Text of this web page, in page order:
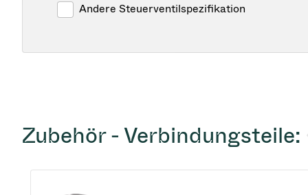
Andere Steuerventilspezifikation
Zubehör - Verbindungsteile: